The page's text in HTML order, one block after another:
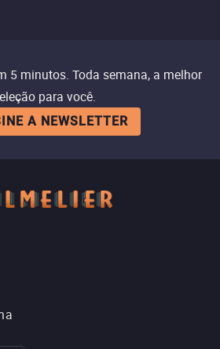
5 minutos. Toda semana, a melhor
para você.
A NEWSLETTER